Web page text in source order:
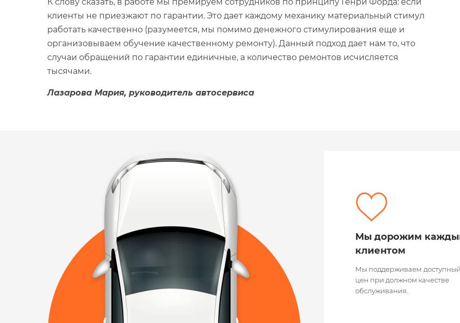
клиенты не приезжают по гарантии. Это дает каждому механику материальный стимул
работать качественно (разумеется, мы помимо денежного стимулирования еще и
организовываем обучение качественному ремонту). Данный подход дает нам то, что
случаи обращений по гарантии единичные, а количество ремонтов исчисляется
тысячами.
Лазарова Мария, руководитель автосервиса
Мы дорожим
клиентом
Мы поддерживаем
цен при должном качестве
обслуживания.